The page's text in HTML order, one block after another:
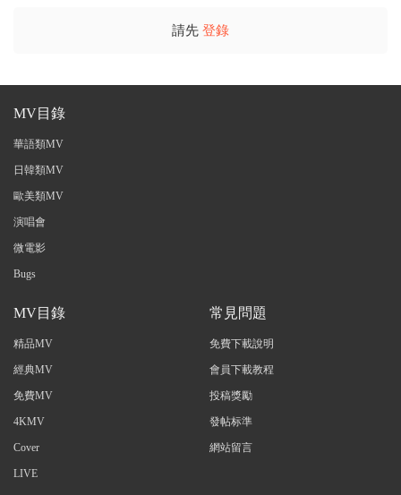
請先 登錄
MV目錄
華語類MV
日韓類MV
歐美類MV
演唱會
微電影
Bugs
MV目錄
精品MV
經典MV
免費MV
4KMV
Cover
LIVE
常見問題
免費下載說明
會員下載教程
投稿獎勵
發帖标準
網站留言